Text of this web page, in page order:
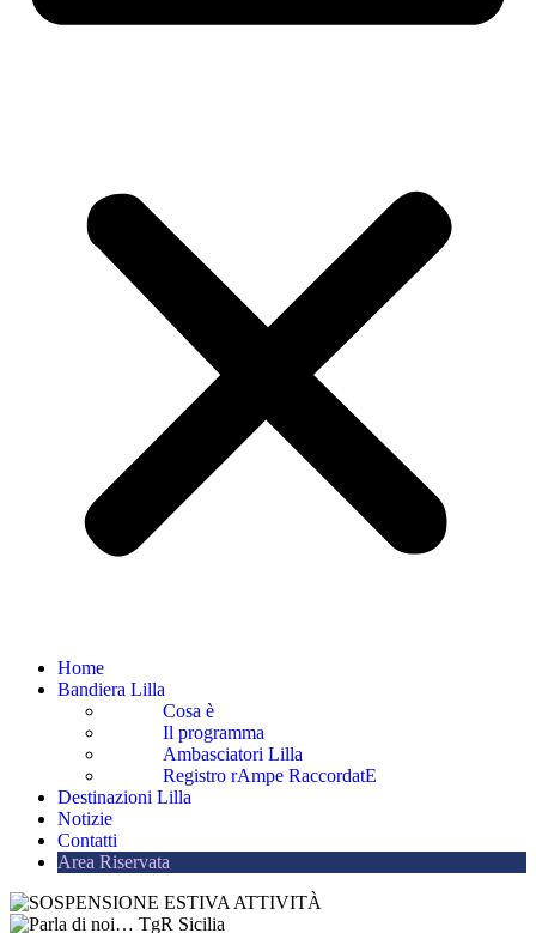
Home
Bandiera Lilla
Cosa è
Il programma
Ambasciatori Lilla
Registro rAmpe RaccordatE
Destinazioni Lilla
Notizie
Contatti
Area Riservata